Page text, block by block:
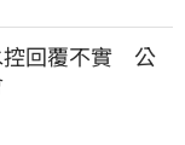
回覆不實　公